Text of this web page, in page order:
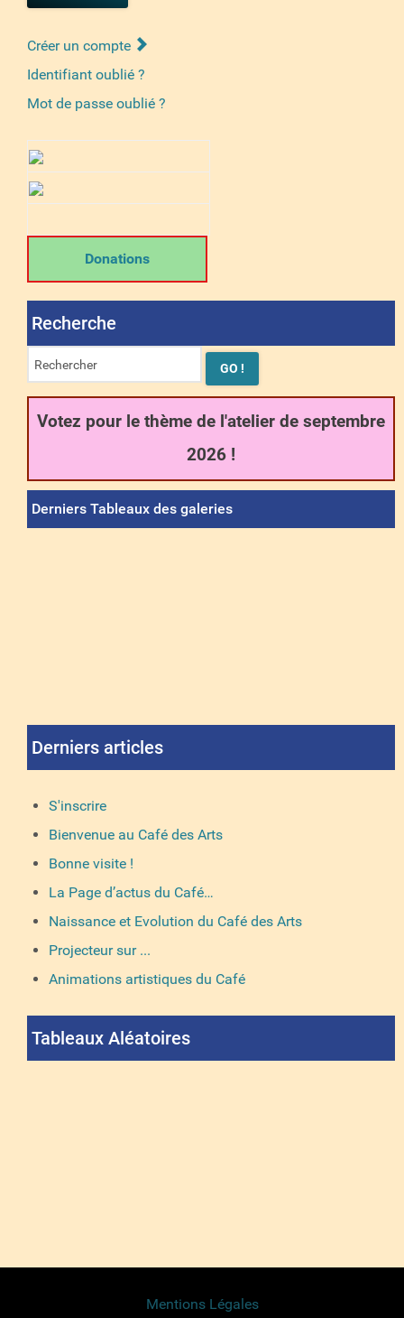
Créer un compte
Identifiant oublié ?
Mot de passe oublié ?
Donations
Recherche
Votez pour le thème de l'atelier de septembre
2026 !
Derniers Tableaux des galeries
Derniers articles
S'inscrire
Bienvenue au Café des Arts
Bonne visite !
La Page d’actus du Café…
Naissance et Evolution du Café des Arts
Projecteur sur ...
Animations artistiques du Café
Tableaux Aléatoires
Mentions Légales